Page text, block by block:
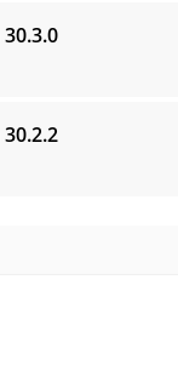
30.3.0
30.2.2